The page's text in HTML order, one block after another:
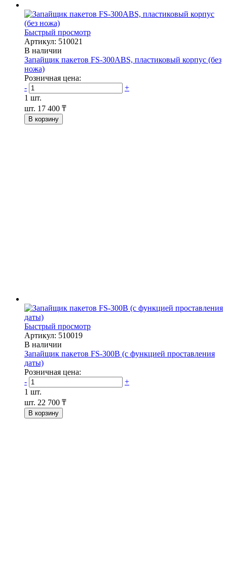
Быстрый просмотр
Артикул: 510021
В наличии
Запайщик пакетов FS-300ABS, пластиковый корпус (без
ножа)
Розничная цена:
-
+
1 шт.
шт. 17 400 ₸
В корзину
Быстрый просмотр
Артикул: 510019
В наличии
Запайщик пакетов FS-300B (с функцией проставления
даты)
Розничная цена:
-
+
1 шт.
шт. 22 700 ₸
В корзину